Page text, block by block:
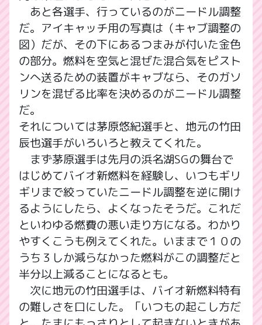
あと各選手、行っているのがニードル調整
だ。アイキャッチ用の写真は（キャブ調整の
図）だが、その下にあるつまみが付いた金色
の部分。燃料を空気と混ぜた混合気をピスト
ンへ送るための装置がキャブなら、そのガソ
リンを混ぜる比率を決めるのがニードル調整
だ。
それについては茅原悠紀選手と、地元の竹田
辰也選手がいろいろと教えてくれた。
まず茅原選手は先月の浜名湖SGの舞台で
はじめてバイオ新燃料を経験し、いつもギリ
ギリまで絞っていたニードル調整を逆に開け
るようにしたら、よくなったそうだ。これだ
といわゆる燃費の悪い走り方になる。わかり
やすくこうも例えてくれた。いままで１０の
うち３しか減らなかった燃料がこの調整だと
半分以上減ることになるとも。
次に地元の竹田選手は、バイオ新燃料特有
の難しさを口にした。「いつもの起こし方だ